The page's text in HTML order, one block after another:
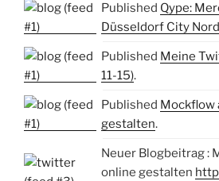
Published Qype:
Düsseldorf City
Published Meine
11-15).
Published Mockflow
gestalten.
Neuer Blogbeitrag :
online gestalten